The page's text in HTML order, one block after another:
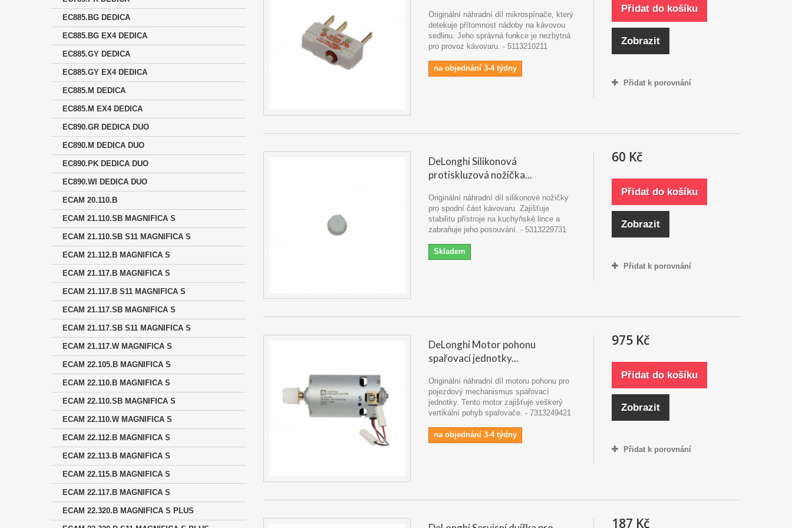
EC885.BG DEDICA
EC885.BG EX4 DEDICA
EC885.GY DEDICA
EC885.GY EX4 DEDICA
EC885.M DEDICA
EC885.M EX4 DEDICA
EC890.GR DEDICA DUO
EC890.M DEDICA DUO
EC890.PK DEDICA DUO
EC890.WI DEDICA DUO
ECAM 20.110.B
ECAM 21.110.SB MAGNIFICA S
ECAM 21.110.SB S11 MAGNIFICA S
ECAM 21.112.B MAGNIFICA S
ECAM 21.117.B MAGNIFICA S
ECAM 21.117.B S11 MAGNIFICA S
ECAM 21.117.SB MAGNIFICA S
ECAM 21.117.SB S11 MAGNIFICA S
ECAM 21.117.W MAGNIFICA S
ECAM 22.105.B MAGNIFICA S
ECAM 22.110.B MAGNIFICA S
ECAM 22.110.SB MAGNIFICA S
ECAM 22.110.W MAGNIFICA S
ECAM 22.112.B MAGNIFICA S
ECAM 22.113.B MAGNIFICA S
ECAM 22.115.B MAGNIFICA S
ECAM 22.117.B MAGNIFICA S
ECAM 22.320.B MAGNIFICA S PLUS
Originální náhradní díl mikrospínače, který
detekuje přítomnost nádoby na kávovou
sedlinu. Jeho správná funkce je nezbytná
pro provoz kávovaru. - 5113210211
na objednání 3-4 týdny
Přidat do košíku
Zobrazit
Přidat k porovnání
DeLonghi Silikonová
protiskluzová nožička...
Originální náhradní díl silikonové nožičky
pro spodní část kávovaru. Zajišťuje
stabilitu přístroje na kuchyňské lince a
zabraňuje jeho posouvání. - 5313229731
Skladem
60 Kč
Přidat do košíku
Zobrazit
Přidat k porovnání
DeLonghi Motor pohonu
spařovací jednotky...
Originální náhradní díl motoru pohonu pro
pojezdový mechanismus spařovací
jednotky. Tento motor zajišťuje veškerý
vertikální pohyb spařovače. - 7313249421
na objednání 3-4 týdny
975 Kč
Přidat do košíku
Zobrazit
Přidat k porovnání
187 Kč